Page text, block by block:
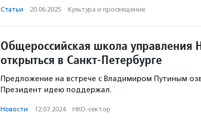
Статьи · 20.06.2025 · Культура и просвещение
Общероссийская школа управления
открыться в Санкт-Петербурге
Предложение на встрече с Владимиром Путиным
Президент идею поддержал.
Новости · 12.07.2024 · НКО-сектор